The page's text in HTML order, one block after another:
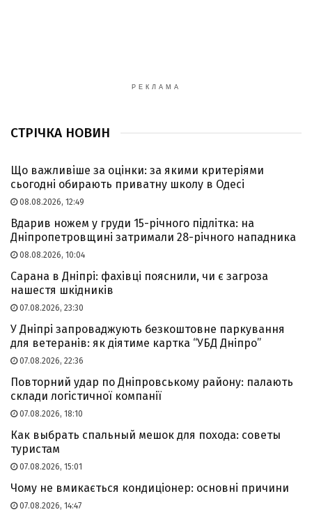
РЕКЛАМА
СТРІЧКА НОВИН
Що важливіше за оцінки: за якими критеріями
сьогодні обирають приватну школу в Одесі
08.08.2026, 12:49
Вдарив ножем у груди 15-річного підлітка: на
Дніпропетровщині затримали 28-річного нападника
08.08.2026, 10:04
Сарана в Дніпрі: фахівці пояснили, чи є загроза
нашестя шкідників
07.08.2026, 23:30
У Дніпрі запроваджують безкоштовне паркування
для ветеранів: як діятиме картка “УБД Дніпро”
07.08.2026, 22:36
Повторний удар по Дніпровському району: палають
склади логістичної компанії
07.08.2026, 18:10
Как выбрать спальный мешок для похода: советы
туристам
07.08.2026, 15:01
Чому не вмикається кондиціонер: основні причини
07.08.2026, 14:47